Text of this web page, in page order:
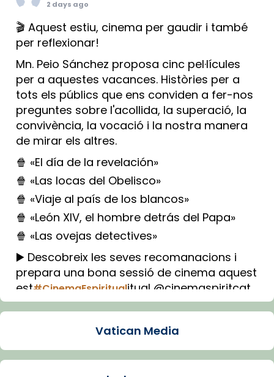
2 days ago
🎬 Aquest estiu, cinema per gaudir i també
per reflexionar!
Mn. Peio Sánchez proposa cinc pel·lícules
per a aquestes vacances. Històries per a
tots els públics que ens conviden a fer-nos
preguntes sobre l'acollida, la superació, la
convivència, la vocació i la nostra manera
de mirar els altres.
🍿 «El día de la revelación»
🍿 «Las locas del Obelisco»
🍿 «Viaje al país de los blancos»
🍿 «León XIV, el hombre detrás del Papa»
🍿 «Las ovejas detectives»
▶️ Descobreix les seves recomanacions i
prepara una bona sessió de cinema aquest
est#CinemaEspiritualitual @cinemaspiritcat
Imatge: Generada amb IA (OpenAI)
Vatican Media